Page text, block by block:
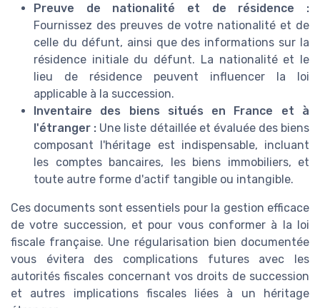
Preuve de nationalité et de résidence :
Fournissez des preuves de votre nationalité et de
celle du défunt, ainsi que des informations sur la
résidence initiale du défunt. La nationalité et le
lieu de résidence peuvent influencer la loi
applicable à la succession.
Inventaire des biens situés en France et à
l'étranger : Une liste détaillée et évaluée des biens
composant l'héritage est indispensable, incluant
les comptes bancaires, les biens immobiliers, et
toute autre forme d'actif tangible ou intangible.
Ces documents sont essentiels pour la gestion efficace
de votre succession, et pour vous conformer à la loi
fiscale française. Une régularisation bien documentée
vous évitera des complications futures avec les
autorités fiscales concernant vos droits de succession
et autres implications fiscales liées à un héritage